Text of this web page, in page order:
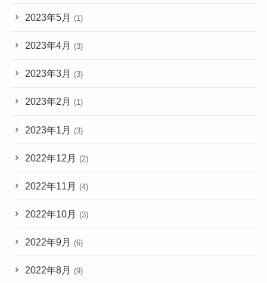
2023年5月 (1)
2023年4月 (3)
2023年3月 (3)
2023年2月 (1)
2023年1月 (3)
2022年12月 (2)
2022年11月 (4)
2022年10月 (3)
2022年9月 (6)
2022年8月 (9)